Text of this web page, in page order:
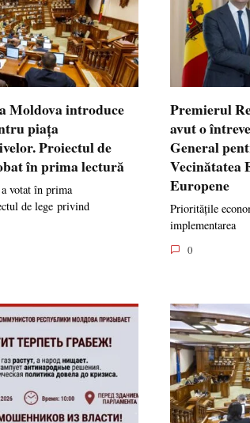
Moldova introduce
piața
Proiectul de
în prima lectură
votat în prima
de lege privind
Premierul
avut o
General
Vecinătatea
Europene
Prioritățile
implementarea
0